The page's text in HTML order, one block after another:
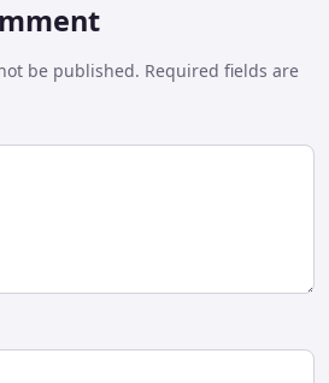
be published. Required fields are